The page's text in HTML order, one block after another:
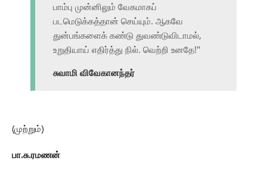
பாம்பு முன்னிலும் வேகமாகப்
படமெடுக்கத்தான் செய்யும். ஆகவே
துன்பங்களைக் கண்டு துவண்டுவிடாமல்,
உறுதியாய் எதிர்த்து நில். வெற்றி உனதே!"
சுவாமி விவேகானந்தர்
(முற்றும்)
பா.சு.ரமணன்